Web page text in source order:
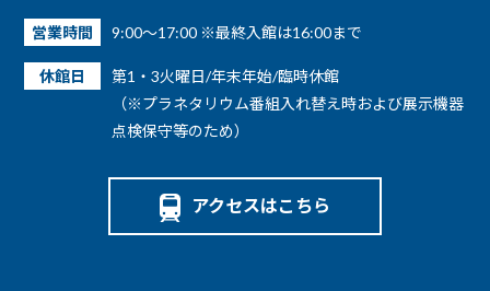
営業時間 9:00～17:00 ※最終入館は16:00まで
休館日
第1・3火曜日/年末年始/臨時休館
（※プラネタリウム番組入れ替え時および展示機器
点検保守等のため）
アクセスはこちら